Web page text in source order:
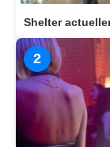
Shelter
2